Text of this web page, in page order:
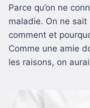
Parce qu’on ne
maladie. On ne sait
comment et
Comme une amie
les raisons, on